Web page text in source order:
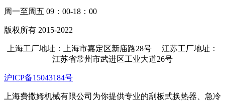
周一至周五 09：00-18：00
版权所有 2015-2022
上海工厂地址：上海市嘉定区新庙路28号 江苏工厂地址：
江苏省常州市武进区工业大道26号
沪ICP备15043184号
上海费撒姆机械有限公司为你提供专业的刮板式换热器、急冷